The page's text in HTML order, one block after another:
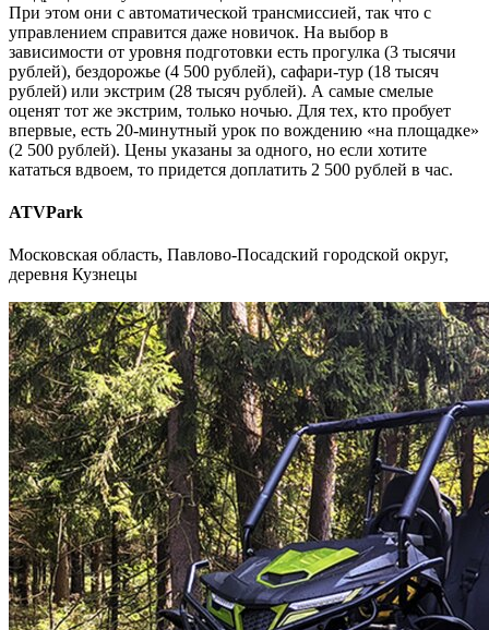
При этом они с автоматической трансмиссией, так что с
управлением справится даже новичок. На выбор в
зависимости от уровня подготовки есть прогулка (3 тысячи
рублей), бездорожье (4 500 рублей), сафари-тур (18 тысяч
рублей) или экстрим (28 тысяч рублей). А самые смелые
оценят тот же экстрим, только ночью. Для тех, кто пробует
впервые, есть 20-минутный урок по вождению «на площадке»
(2 500 рублей). Цены указаны за одного, но если хотите
кататься вдвоем, то придется доплатить 2 500 рублей в час.
ATVPark
Московская область, Павлово-Посадский городской округ,
деревня Кузнецы